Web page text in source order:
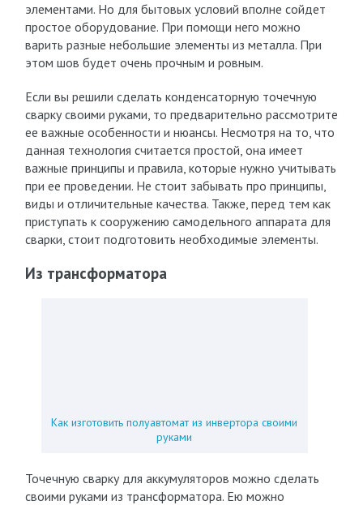
элементами. Но для бытовых условий вполне сойдет
простое оборудование. При помощи него можно
варить разные небольшие элементы из металла. При
этом шов будет очень прочным и ровным.
Если вы решили сделать конденсаторную точечную
сварку своими руками, то предварительно рассмотрите
ее важные особенности и нюансы. Несмотря на то, что
данная технология считается простой, она имеет
важные принципы и правила, которые нужно учитывать
при ее проведении. Не стоит забывать про принципы,
виды и отличительные качества. Также, перед тем как
приступать к сооружению самодельного аппарата для
сварки, стоит подготовить необходимые элементы.
Из трансформатора
Как изготовить полуавтомат из инвертора своими
руками
Точечную сварку для аккумуляторов можно сделать
своими руками из трансформатора. Ею можно